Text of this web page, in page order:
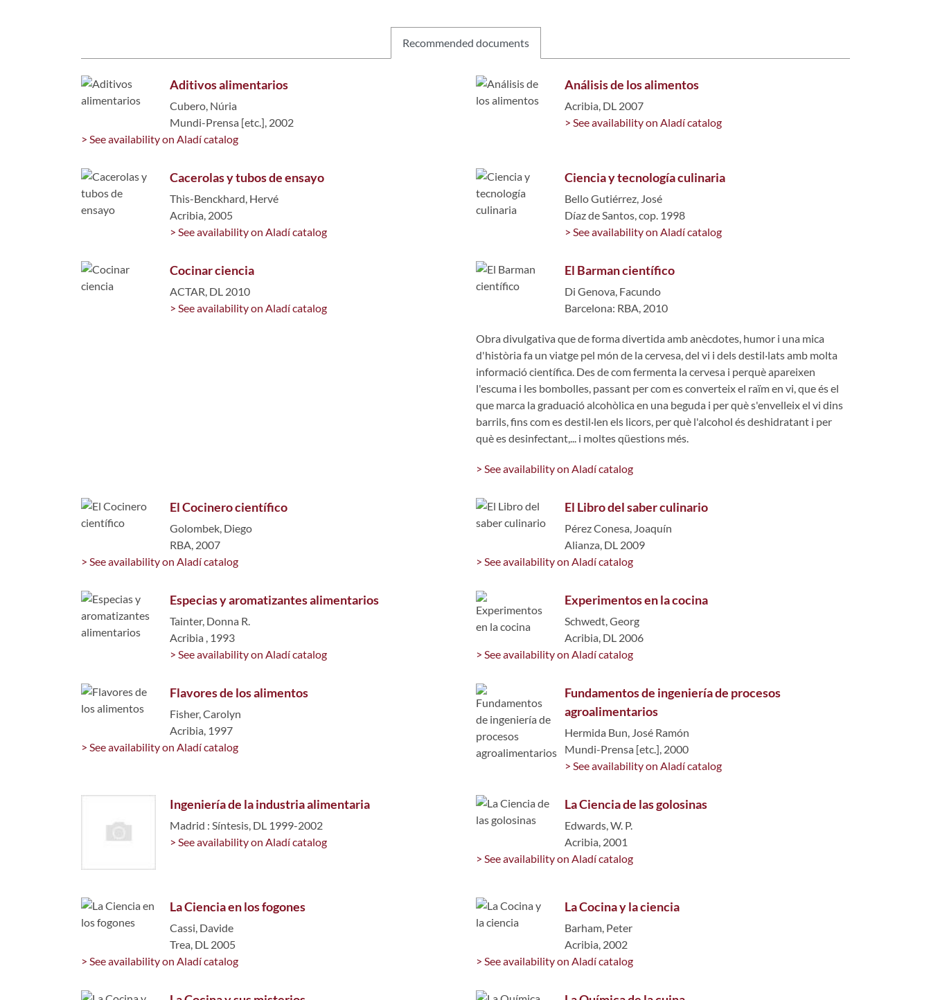
Recommended documents
Aditivos alimentarios
Cubero, Núria
Mundi-Prensa [etc.], 2002
> See availability on Aladí catalog
Análisis de los alimentos
Acribia, DL 2007
> See availability on Aladí catalog
Cacerolas y tubos de ensayo
This-Benckhard, Hervé
Acribia, 2005
> See availability on Aladí catalog
Ciencia y tecnología culinaria
Bello Gutiérrez, José
Díaz de Santos, cop. 1998
> See availability on Aladí catalog
Cocinar ciencia
ACTAR, DL 2010
> See availability on Aladí catalog
El Barman científico
Di Genova, Facundo
Barcelona: RBA, 2010
Obra divulgativa que de forma divertida amb anècdotes, humor i una mica
d'història fa un viatge pel món de la cervesa, del vi i dels destil·lats amb molta
informació científica. Des de com fermenta la cervesa i perquè apareixen
l'escuma i les bombolles, passant per com es converteix el raïm en vi, que és el
que marca la graduació alcohòlica en una beguda i per què s'envelleix el vi dins
barrils, fins com es destil·len els licors, per què l'alcohol és deshidratant i per
què es desinfectant,... i moltes qüestions més.
> See availability on Aladí catalog
El Cocinero científico
Golombek, Diego
RBA, 2007
> See availability on Aladí catalog
El Libro del saber culinario
Pérez Conesa, Joaquín
Alianza, DL 2009
> See availability on Aladí catalog
Especias y aromatizantes alimentarios
Tainter, Donna R.
Acribia , 1993
> See availability on Aladí catalog
Experimentos en la cocina
Schwedt, Georg
Acribia, DL 2006
> See availability on Aladí catalog
Flavores de los alimentos
Fisher, Carolyn
Acribia, 1997
> See availability on Aladí catalog
Fundamentos de ingeniería de procesos
agroalimentarios
Hermida Bun, José Ramón
Mundi-Prensa [etc.], 2000
> See availability on Aladí catalog
Ingeniería de la industria alimentaria
Madrid : Síntesis, DL 1999-2002
> See availability on Aladí catalog
La Ciencia de las golosinas
Edwards, W. P.
Acribia, 2001
> See availability on Aladí catalog
La Ciencia en los fogones
Cassi, Davide
Trea, DL 2005
> See availability on Aladí catalog
La Cocina y la ciencia
Barham, Peter
Acribia, 2002
> See availability on Aladí catalog